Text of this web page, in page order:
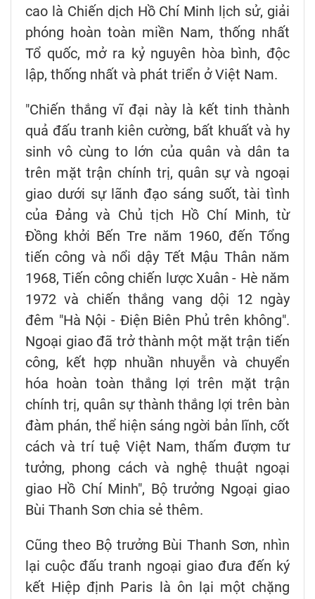
cao là Chiến dịch Hồ Chí Minh lịch sử, giải
phóng hoàn toàn miền Nam, thống nhất
Tổ quốc, mở ra kỷ nguyên hòa bình, độc
lập, thống nhất và phát triển ở Việt Nam.
"Chiến thắng vĩ đại này là kết tinh thành
quả đấu tranh kiên cường, bất khuất và hy
sinh vô cùng to lớn của quân và dân ta
trên mặt trận chính trị, quân sự và ngoại
giao dưới sự lãnh đạo sáng suốt, tài tình
của Đảng và Chủ tịch Hồ Chí Minh, từ
Đồng khởi Bến Tre năm 1960, đến Tổng
tiến công và nổi dậy Tết Mậu Thân năm
1968, Tiến công chiến lược Xuân - Hè năm
1972 và chiến thắng vang dội 12 ngày
đêm "Hà Nội - Điện Biên Phủ trên không".
Ngoại giao đã trở thành một mặt trận tiến
công, kết hợp nhuần nhuyễn và chuyển
hóa hoàn toàn thắng lợi trên mặt trận
chính trị, quân sự thành thắng lợi trên bàn
đàm phán, thể hiện sáng ngời bản lĩnh, cốt
cách và trí tuệ Việt Nam, thấm đượm tư
tưởng, phong cách và nghệ thuật ngoại
giao Hồ Chí Minh", Bộ trưởng Ngoại giao
Bùi Thanh Sơn chia sẻ thêm.
Cũng theo Bộ trưởng Bùi Thanh Sơn, nhìn
lại cuộc đấu tranh ngoại giao đưa đến ký
kết Hiệp định Paris là ôn lại một chặng